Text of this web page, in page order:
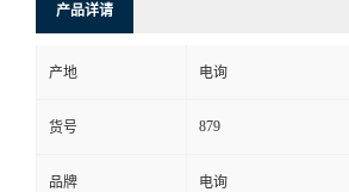
产品详请
产地 电询
货号 879
品牌 电询